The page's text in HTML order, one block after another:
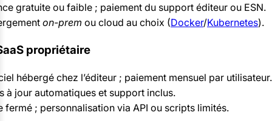
gratuite ou faible ; paiement du support éditeur ou ESN.
on-prem ou cloud au choix (Docker/Kubernetes).
propriétaire
hébergé chez l’éditeur ; paiement mensuel par utilisateur.
à jour automatiques et support inclus.
fermé ; personnalisation via API ou scripts limités.